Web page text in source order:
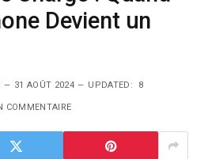
Devient un
31 AOÛT 2024 UPDATED: 8
COMMENTAIRE